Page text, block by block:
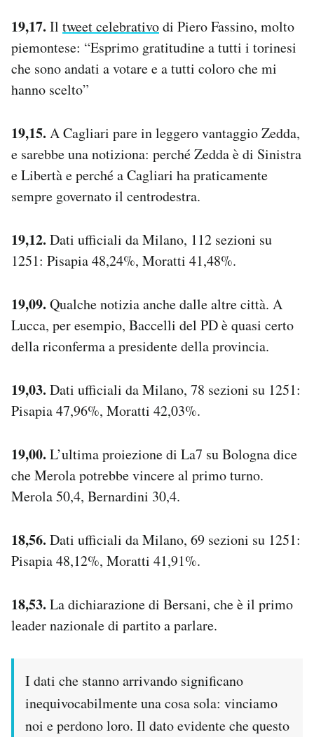
19,17. Il tweet celebrativodi Piero Fassino, molto
piemontese: “Esprimo gratitudine a tutti i torinesi
che sono andati a votare e a tutti coloro che mi
hanno scelto”
19,15. A Cagliari pare in leggero vantaggio Zedda,
e sarebbe una notiziona: perché Zedda è di Sinistra
e Libertà e perché a Cagliari ha praticamente
sempre governato il centrodestra.
19,12. Dati ufficiali da Milano, 112 sezioni su
1251: Pisapia 48,24%, Moratti 41,48%.
19,09. Qualche notizia anche dalle altre città. A
Lucca, per esempio, Baccelli del PD è quasi certo
della riconferma a presidente della provincia.
19,03. Dati ufficiali da Milano, 78 sezioni su 1251:
Pisapia 47,96%, Moratti 42,03%.
19,00. L’ultima proiezione di La7 su Bologna dice
che Merola potrebbe vincere al primo turno.
Merola 50,4, Bernardini 30,4.
18,56. Dati ufficiali da Milano, 69 sezioni su 1251:
Pisapia 48,12%, Moratti 41,91%.
18,53. La dichiarazione di Bersani, che è il primo
leader nazionale di partito a parlare.
I dati che stanno arrivando significano
inequivocabilmente una cosa sola: vinciamo
noi e perdono loro. Il dato evidente che questo